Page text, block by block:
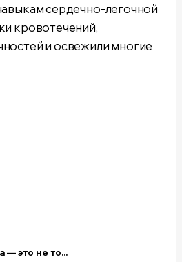
сердечно-легочной
кровотечений,
и освежили многие
— это не то...